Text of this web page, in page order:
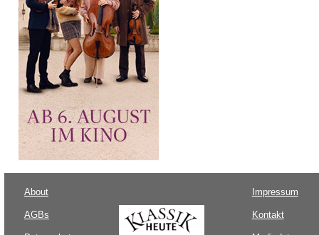
About
AGBs
Impressum
Kontakt